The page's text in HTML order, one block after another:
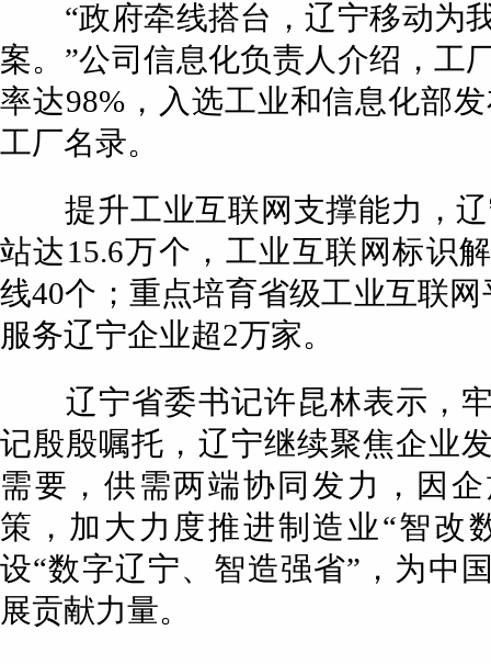
“政府牵线搭台，辽宁移动为
案。”公司信息化负责人介绍，工
率达98%，入选工业和信息化部
工厂名录。
提升工业互联网支撑能力，辽
站达15.6万个，工业互联网标识
线40个；重点培育省级工业互联网
服务辽宁企业超2万家。
辽宁省委书记许昆林表示，牢
记殷殷嘱托，辽宁继续聚焦企业
需要，供需两端协同发力，因
策，加大力度推进制造业“智改
设“数字辽宁、智造强省”，为中
展贡献力量。